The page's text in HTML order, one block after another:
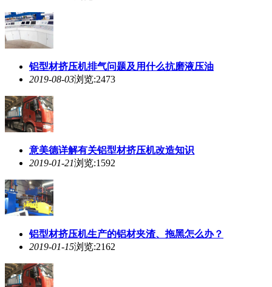
铝型材挤压机排气问题及用什么抗磨液压油
2019-08-03浏览:2473
意美德详解有关铝型材挤压机改造知识
2019-01-21浏览:1592
铝型材挤压机生产的铝材夹渣、拖黑怎么办？
2019-01-15浏览:2162